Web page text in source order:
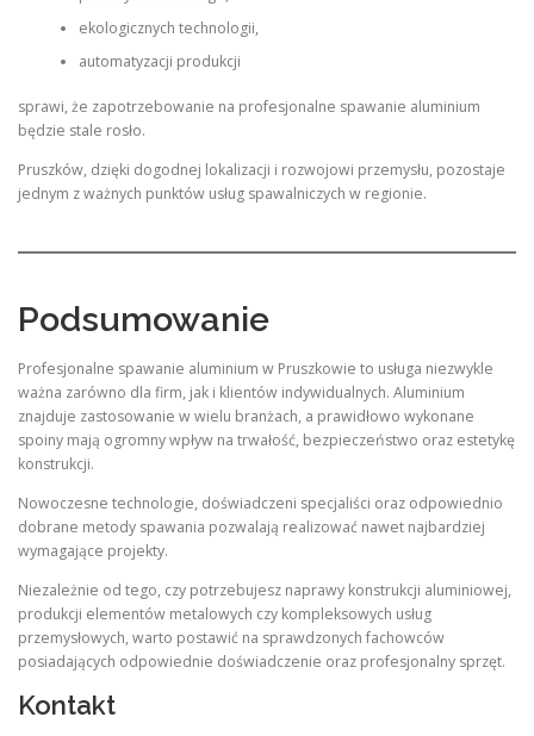
ekologicznych technologii,
automatyzacji produkcji
sprawi, że zapotrzebowanie na profesjonalne spawanie aluminium
będzie stale rosło.
Pruszków, dzięki dogodnej lokalizacji i rozwojowi przemysłu, pozostaje
jednym z ważnych punktów usług spawalniczych w regionie.
Podsumowanie
Profesjonalne spawanie aluminium w Pruszkowie to usługa niezwykle
ważna zarówno dla firm, jak i klientów indywidualnych. Aluminium
znajduje zastosowanie w wielu branżach, a prawidłowo wykonane
spoiny mają ogromny wpływ na trwałość, bezpieczeństwo oraz estetykę
konstrukcji.
Nowoczesne technologie, doświadczeni specjaliści oraz odpowiednio
dobrane metody spawania pozwalają realizować nawet najbardziej
wymagające projekty.
Niezależnie od tego, czy potrzebujesz naprawy konstrukcji aluminiowej,
produkcji elementów metalowych czy kompleksowych usług
przemysłowych, warto postawić na sprawdzonych fachowców
posiadających odpowiednie doświadczenie oraz profesjonalny sprzęt.
Kontakt